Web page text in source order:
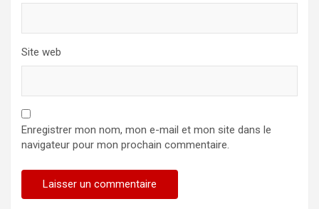
Site web
Enregistrer mon nom, mon e-mail et mon site dans le
navigateur pour mon prochain commentaire.